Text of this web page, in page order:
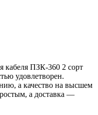
кабеля ПЗК-360 2 сорт
удовлетворен.
а качество на высшем
а доставка —